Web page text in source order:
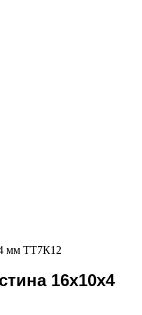
мм ТТ7К12
16x10x4